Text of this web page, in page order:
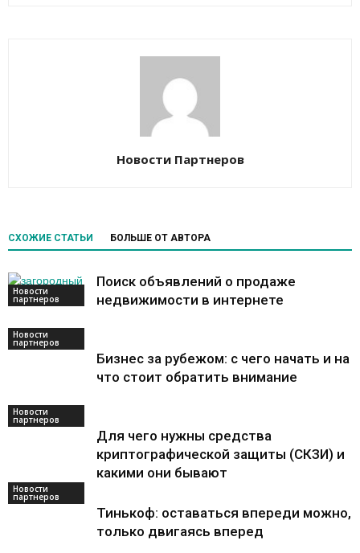
Новости Партнеров
СХОЖИЕ СТАТЬИ БОЛЬШЕ ОТ АВТОРА
Новости
партнеров
Поиск объявлений о продаже
недвижимости в интернете
Новости
партнеров
Бизнес за рубежом: с чего начать и на
что стоит обратить внимание
Новости
партнеров
Для чего нужны средства
криптографической защиты (СКЗИ) и
какими они бывают
Новости
партнеров
Тинькоф: оставаться впереди можно,
только двигаясь вперед